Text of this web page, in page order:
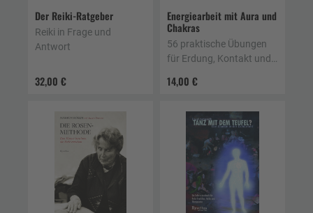
Der Reiki-Ratgeber
32,00 €
Reiki in Frage und
Antwort
Energiearbeit mit Aura und
Chakras
14,00 €
56 praktische Übungen
für Erdung, Kontakt und